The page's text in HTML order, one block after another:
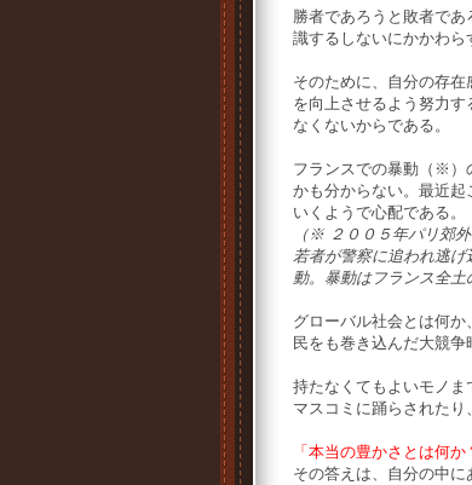
勝者であろうと敗者であ
識するしないにかかわら
そのために、自分の存
を向上させるよう努力
なくないからである。
フランスでの暴動（※）
かも分からない。最近
いくようで心配である。
（※ ２００５年パリ郊
若者が警察に追われ逃
動。暴動はフランス全土
グローバル社会とは何
民をも巻き込んだ大競争
持たなくてもよいモノま
マスコミに踊らされたり
「本当の豊かさとは何
その答えは、自分の中